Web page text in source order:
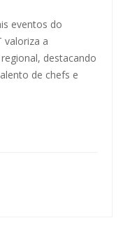
eventos do
valoriza a
destacando
de chefs e